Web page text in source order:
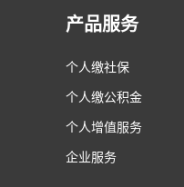
产品服务
个人缴社保
个人缴公积金
个人增值服务
企业服务